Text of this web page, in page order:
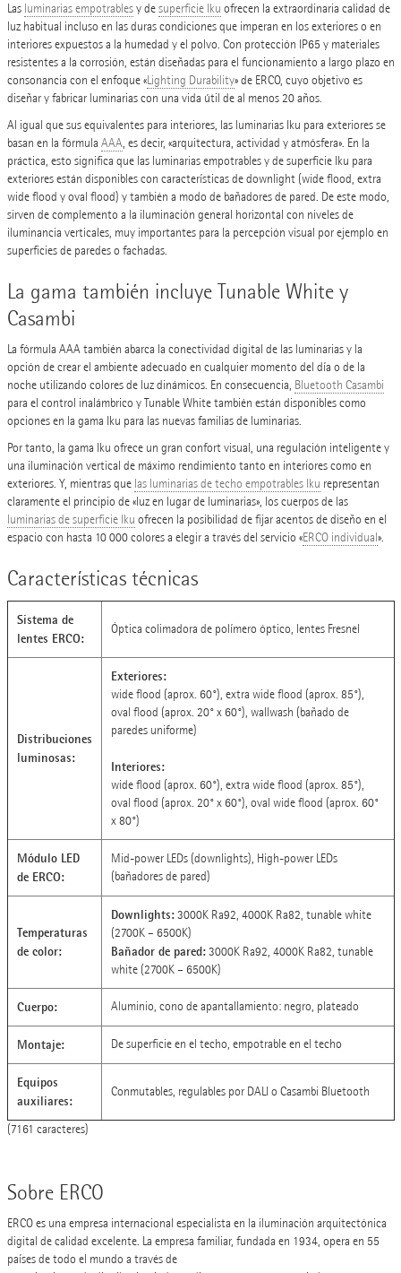
Las luminarias empotrablesy desuperficie Iku ofrecen la extraordinaria calidad de
luz habitual incluso en las duras condiciones que imperan en los exteriores o en
interiores expuestos a la humedad y el polvo. Con protección IP65 y materiales
resistentes a la corrosión, están diseñadas para el funcionamiento a largo plazo en
consonancia con el enfoque «Lighting Durability» de ERCO, cuyo objetivo es
diseñar y fabricar luminarias con una vida útil de al menos 20 años.
Al igual que sus equivalentes para interiores, las luminarias Iku para exteriores se
basan en la fórmula AAA, es decir, «arquitectura, actividad y atmósfera». En la
práctica, esto significa que las luminarias empotrables y de superficie Iku para
exteriores están disponibles con características de downlight (wide flood, extra
wide flood y oval flood) y también a modo de bañadores de pared. De este modo,
sirven de complemento a la iluminación general horizontal con niveles de
iluminancia verticales, muy importantes para la percepción visual por ejemplo en
superficies de paredes o fachadas.
La gama también incluye Tunable White y
Casambi
La fórmula AAA también abarca la conectividad digital de las luminarias y la
opción de crear el ambiente adecuado en cualquier momento del día o de la
noche utilizando colores de luz dinámicos. En consecuencia, Bluetooth Casambi
para el control inalámbrico y Tunable White también están disponibles como
opciones en la gama Iku para las nuevas familias de luminarias.
Por tanto, la gama Iku ofrece un gran confort visual, una regulación inteligente y
una iluminación vertical de máximo rendimiento tanto en interiores como en
exteriores. Y, mientras que las luminarias de techo empotrables Iku representan
claramente el principio de «luz en lugar de luminarias», los cuerpos de las
luminarias de superficie Iku ofrecen la posibilidad de fijar acentos de diseño en el
espacio con hasta 10 000 colores a elegir a través del servicio «ERCO individual».
Características técnicas
Sistema de
lentes ERCO:
Óptica colimadora de polímero óptico, lentes Fresnel
Distribuciones
luminosas:
Exteriores:
wide flood (aprox. 60°), extra wide flood (aprox. 85°),
oval flood (aprox. 20° x 60°), wallwash (bañado de
paredes uniforme)
Interiores:
wide flood (aprox. 60°), extra wide flood (aprox. 85°),
oval flood (aprox. 20° x 60°), oval wide flood (aprox. 60°
x 80°)
Módulo LED
de ERCO:
Mid-power LEDs (downlights), High-power LEDs
(bañadores de pared)
Temperaturas
de color:
Downlights:3000K Ra92, 4000K Ra82, tunable white
(2700K – 6500K)
Bañador de pared:3000K Ra92, 4000K Ra82, tunable
white (2700K – 6500K)
Cuerpo: Aluminio, cono de apantallamiento: negro, plateado
Montaje: De superficie en el techo, empotrable en el techo
Equipos
auxiliares:
Conmutables, regulables por DALI o Casambi Bluetooth
(7161 caracteres)
Sobre ERCO
ERCO es una empresa internacional especialista en la iluminación arquitectónica
digital de calidad excelente. La empresa familiar, fundada en 1934, opera en 55
países de todo el mundo a través de